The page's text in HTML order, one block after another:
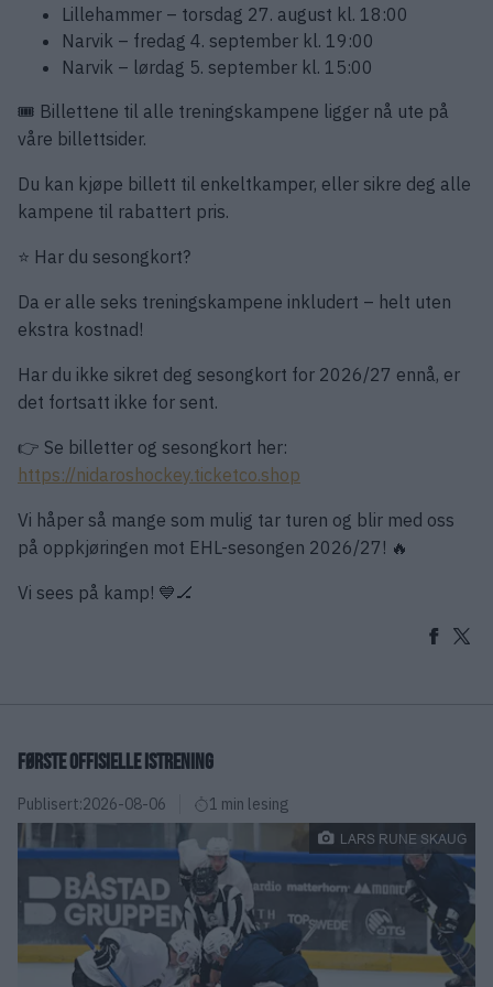
Lillehammer – torsdag 27. august kl. 18:00
Narvik – fredag 4. september kl. 19:00
Narvik – lørdag 5. september kl. 15:00
🎟️ Billettene til alle treningskampene ligger nå ute på
våre billettsider.
Du kan kjøpe billett til enkeltkamper, eller sikre deg alle
kampene til rabattert pris.
⭐ Har du sesongkort?
Da er alle seks treningskampene inkludert – helt uten
ekstra kostnad!
Har du ikke sikret deg sesongkort for 2026/27 ennå, er
det fortsatt ikke for sent.
👉 Se billetter og sesongkort her:
https://nidaroshockey.ticketco.shop
Vi håper så mange som mulig tar turen og blir med oss
på oppkjøringen mot EHL-sesongen 2026/27! 🔥
Vi sees på kamp! 💙🏒
FØRSTE OFFISIELLE ISTRENING
Publisert:2026-08-06 1 min lesing
LARS RUNE SKAUG